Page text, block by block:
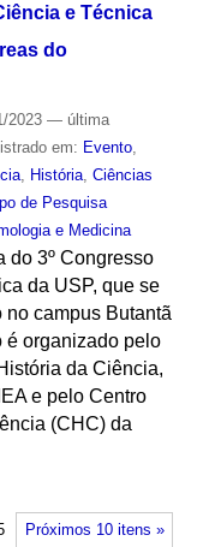
e Técnica
do
2023 — última
em: Evento,
, História, Ciências
de Pesquisa
e Medicina
do 3º Congresso
da USP, que se
no campus Butantã
é organizado pelo
da Ciência,
e pelo Centro
(CHC) da
Próximos 10 itens »